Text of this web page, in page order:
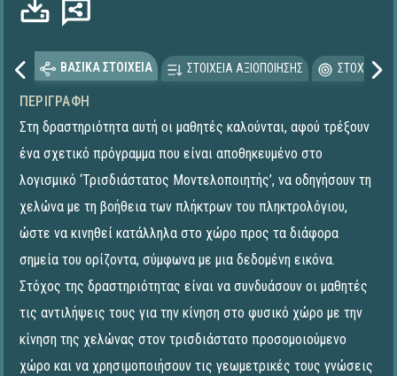
ΒΑΣΙΚΑ ΣΤΟΙΧΕΙΑ ΣΤΟΙΧΕΙΑ ΑΞΙΟΠΟΙΗΣΗΣ
ΠΕΡΙΓΡΑΦΉ
Στη δραστηριότητα αυτή οι μαθητές καλούνται, αφού τρέξουν
ένα σχετικό πρόγραμμα που είναι αποθηκευμένο στο
λογισμικό ‘Τρισδιάστατος Μοντελοποιητής’, να οδηγήσουν τη
χελώνα με τη βοήθεια των πλήκτρων του πληκτρολόγιου,
ώστε να κινηθεί κατάλληλα στο χώρο προς τα διάφορα
σημεία του ορίζοντα, σύμφωνα με μια δεδομένη εικόνα.
Στόχος της δραστηριότητας είναι να συνδυάσουν οι μαθητές
τις αντιλήψεις τους για την κίνηση στο φυσικό χώρο με την
κίνηση της χελώνας στον τρισδιάστατο προσομοιούμενο
χώρο και να χρησιμοποιήσουν τις γεωμετρικές τους γνώσεις